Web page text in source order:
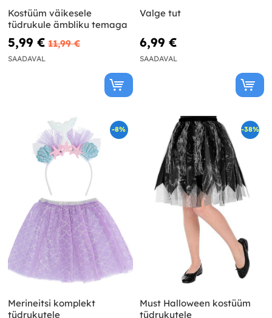
Kostüüm väikesele
tüdrukule ämbliku temaga
5,99 € 11,99 €
SAADAVAL
Valge tut
6,99 €
SAADAVAL
-8%
Merineitsi komplekt
tüdrukutele
-38%
Must Halloween kostüüm
tüdrukutele